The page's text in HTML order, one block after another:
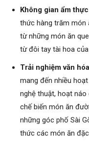
Không gian ẩm
thức hàng trăm món
từ những món ăn
từ đôi tay tài hoa
Trải nghiệm văn
mang đến nhiều
nghệ thuật, hoạt
chế biến món ăn
những góc phố Sài
thức các món ăn